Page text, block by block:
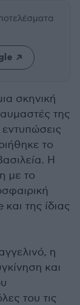
σκηνική
της
εντυπώσεις
το
Η
με το
της ίδιας
η
και
του τις